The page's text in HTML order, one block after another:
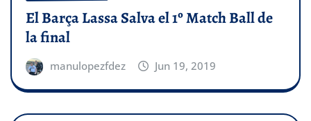
El Barça Lassa Salva el 1º Match Ball de
la final
manulopezfdez Jun 19, 2019